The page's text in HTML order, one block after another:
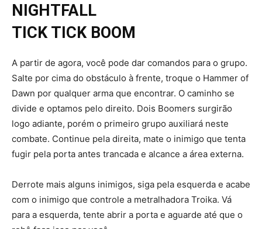
NIGHTFALL
TICK TICK BOOM
A partir de agora, você pode dar comandos para o grupo.
Salte por cima do obstáculo à frente, troque o Hammer of
Dawn por qualquer arma que encontrar. O caminho se
divide e optamos pelo direito. Dois Boomers surgirão
logo adiante, porém o primeiro grupo auxiliará neste
combate. Continue pela direita, mate o inimigo que tenta
fugir pela porta antes trancada e alcance a área externa.
Derrote mais alguns inimigos, siga pela esquerda e acabe
com o inimigo que controle a metralhadora Troika. Vá
para a esquerda, tente abrir a porta e aguarde até que o